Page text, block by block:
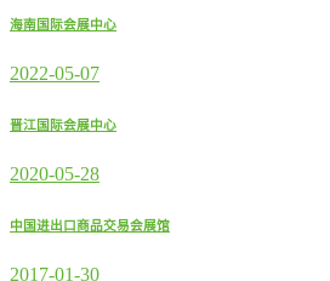
海南国际会展中心
2022-05-07
晋江国际会展中心
2020-05-28
中国进出口商品交易会展馆
2017-01-30